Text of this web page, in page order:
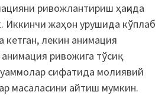
ривожлантириш ҳақида
Иккинчи жаҳон урушида кўплаб
кетган, лекин анимация
ривожига тўсиқ
сифатида молиявий
масаласини айтиш мумкин.